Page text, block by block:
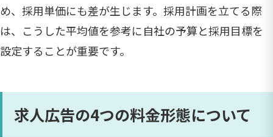
め、採用単価にも差が生じます。採用計画を立てる際
は、こうした平均値を参考に自社の予算と採用目標を
設定することが重要です。
求人広告の4つの料金形態について